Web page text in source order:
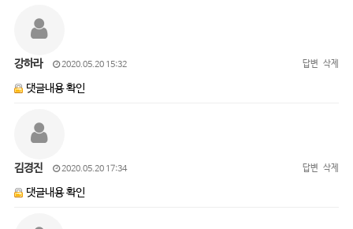
강하라 2020.05.20 15:32 답변 삭제
댓글내용 확인
김경진 2020.05.20 17:34 답변 삭제
댓글내용 확인